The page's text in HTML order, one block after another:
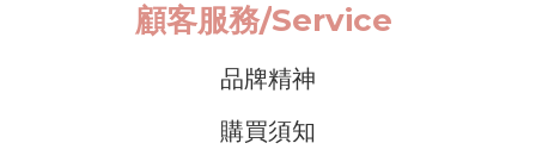
顧客服務/Service
品牌精神
購買須知